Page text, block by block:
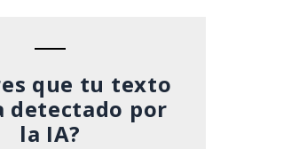
que tu texto
detectado por
la IA?